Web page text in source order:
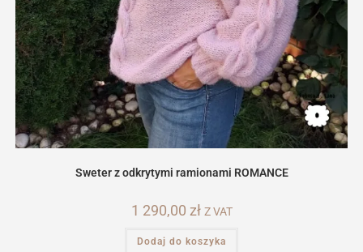
Sweter z odkrytymi ramionami ROMANCE
1 290,00 zł Z VAT
Dodaj do koszyka